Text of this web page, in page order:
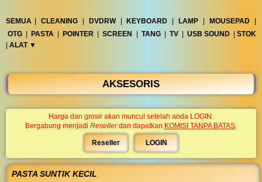
SEMUA CLEANING DVDRW KEYBOARD LAMP MOUSEPAD
OTG
PASTA POINTER SCREEN TANG TV USB SOUND |STOK
ALAT ▼︎
AKSESORIS
Harga dan grosir akan muncul setelah anda LOGIN.
Bergabung menjadi Resellerdan dapatkan KOMISI TANPA BATAS.
Reseller LOGIN
PASTA SUNTIK KECIL